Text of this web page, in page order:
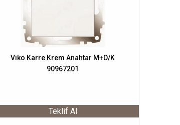
Viko Karre Krem Anahtar M+D/K
90967201
Teklif Al